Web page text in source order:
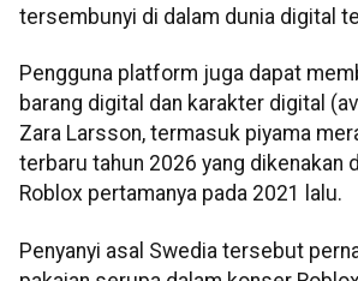
tersembunyi di dalam dunia digital
Pengguna platform juga dapat
barang digital dan karakter digital
Zara Larsson, termasuk piyama
terbaru tahun 2026 yang dikenakan
Roblox pertamanya pada 2021 lalu.
Penyanyi asal Swedia tersebut